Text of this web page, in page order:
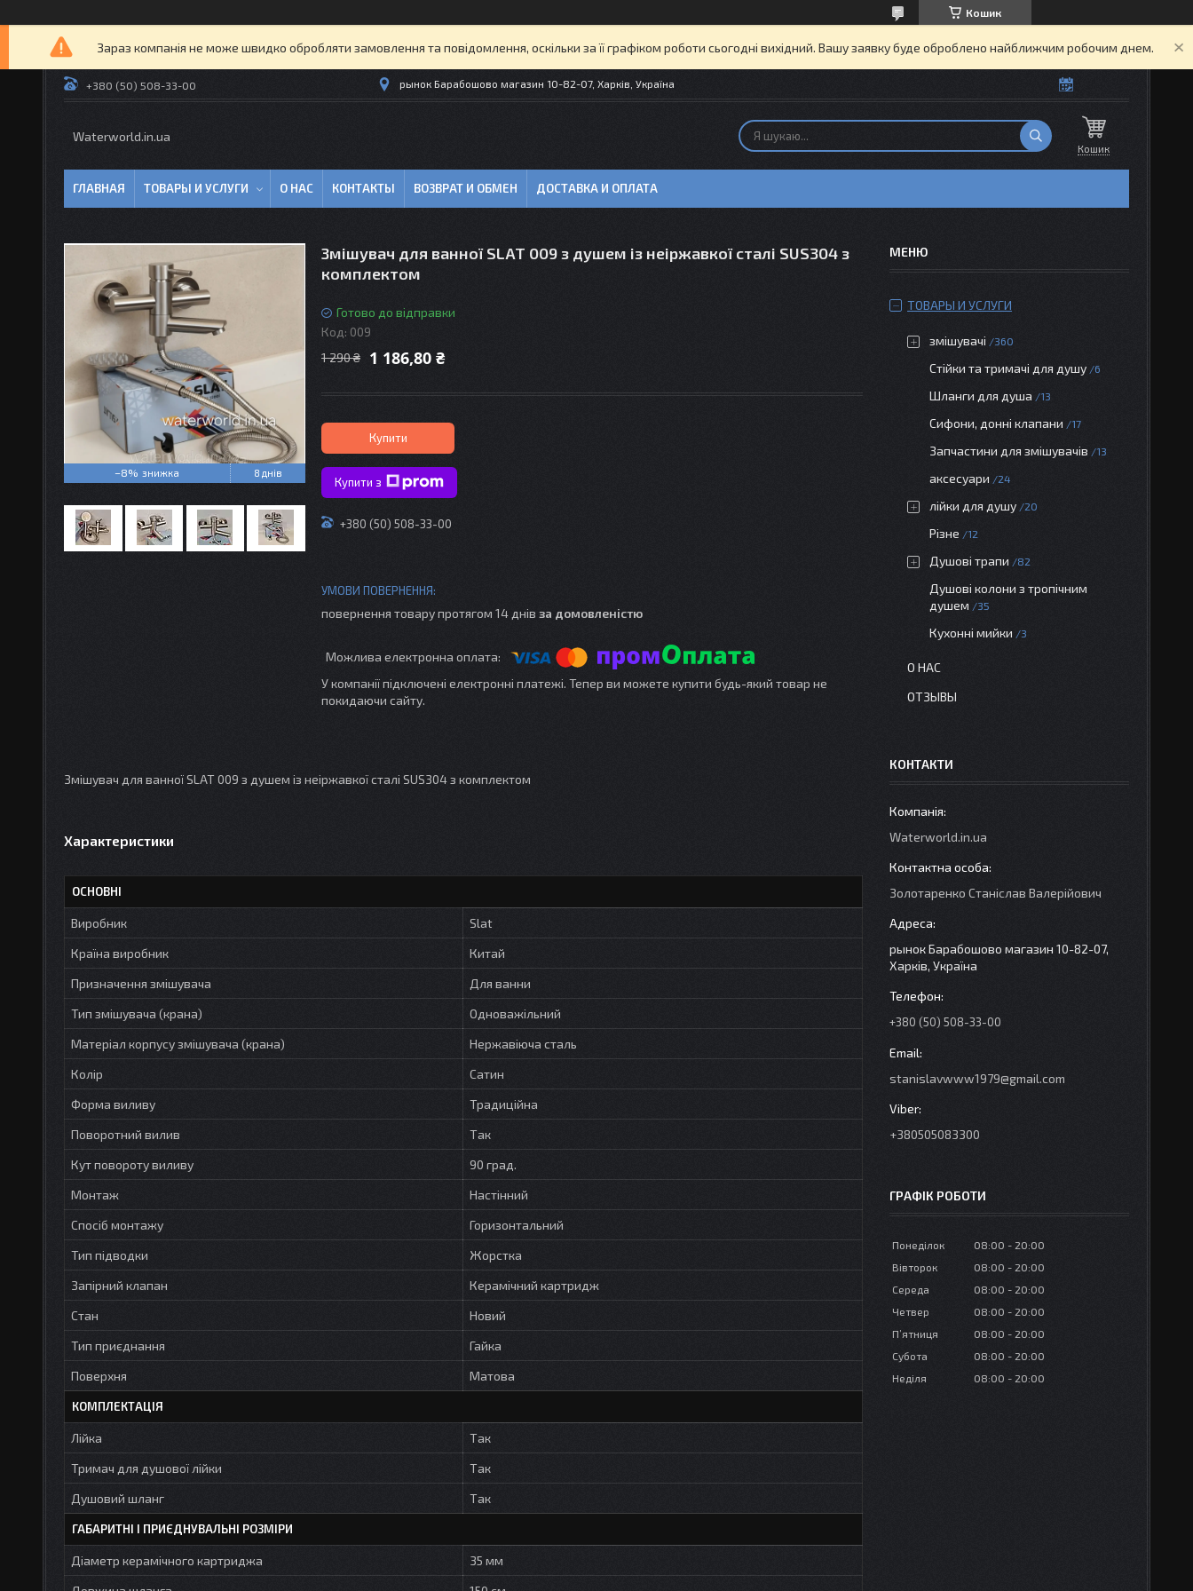
Кошик
Зараз компанія не може швидко обробляти замовлення та повідомлення, оскільки за її графіком роботи сьогодні вихідний. Вашу заявку буде оброблено найближчим робочим днем.
+380 (50) 508-33-00 рынок Барабошово магазин 10-82-07, Харків, Україна
Waterworld.in.ua
Кошик
ГЛАВНАЯ ТОВАРЫ И УСЛУГИ О НАС КОНТАКТЫ ВОЗВРАТ И ОБМЕН ДОСТАВКА И ОПЛАТА
–8% 8 днів
Змішувач для ванної SLAT 009 з душем із неіржавкої сталі SUS304 з
комплектом
Готово до відправки
Код: 009
1 290 ₴
1 186,80 ₴
Купити
Купити з
+380 (50) 508-33-00
повернення товару протягом 14 днів за домовленістю
У компанії підключені електронні платежі. Тепер ви можете купити будь-який товар не
покидаючи сайту.
Змішувач для ванної SLAT 009 з душем із неіржавкої сталі SUS304 з комплектом
Характеристики
ОСНОВНІ
Виробник
Slat
Країна виробник
Китай
Призначення змішувача
Для ванни
Тип змішувача (крана)
Одноважільний
Матеріал корпусу змішувача (крана)
Нержавіюча сталь
Колір
Сатин
Форма виливу
Традиційна
Поворотний вилив
Так
Кут повороту виливу
90 град.
Монтаж
Настінний
Спосіб монтажу
Горизонтальний
Тип підводки
Жорстка
Запірний клапан
Керамічний картридж
Стан
Новий
Тип приєднання
Гайка
Поверхня
Матова
КОМПЛЕКТАЦІЯ
Лійка
Так
Тримач для душової лійки
Так
Душовий шланг
Так
ГАБАРИТНІ І ПРИЄДНУВАЛЬНІ РОЗМІРИ
Діаметр керамічного картриджа
35 мм
ТОВАРЫ И УСЛУГИ
змішувачі 360
Стійки та тримачі для душу 6
Шланги для душа 13
Сифони, донні клапани 17
Запчастини для змішувачів 13
аксесуари 24
лійки для душу 20
Різне 12
Душові трапи 82
Душові колони з тропічним
душем
35
Кухонні мийки 3
О НАС
ОТЗЫВЫ
КОНТАКТИ
Waterworld.in.ua
Золотаренко Станіслав Валерійович
рынок Барабошово магазин 10-82-07,
Харків, Україна
+380 (50) 508-33-00
stanislavwww1979@gmail.com
+380505083300
ГРАФІК РОБОТИ
Понеділок 08:00
20:00
Вівторок
08:00
20:00
Середа
08:00
20:00
Четвер
08:00
20:00
Пʼятниця
08:00
20:00
Субота
08:00
20:00
Неділя
08:00 20:00